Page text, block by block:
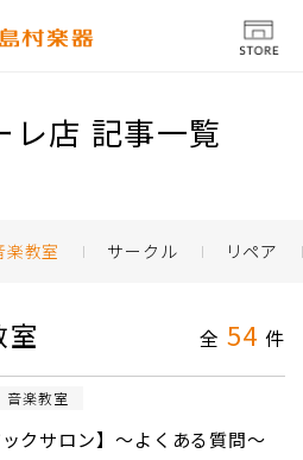
レ店 記事一覧
楽教室 サークル リペア
室 全 54 件
音楽教室
ックサロン】～よくある質問～